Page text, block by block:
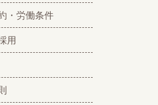
・労働条件
用